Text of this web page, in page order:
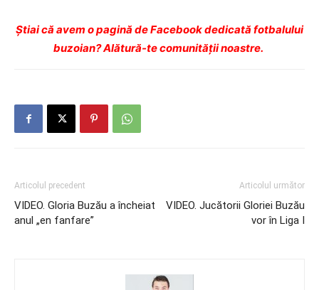
Ştiai că avem o pagină de Facebook dedicată fotbalului
buzoian? Alătură-te comunității noastre.
Articolul precedent
VIDEO. Gloria Buzău a încheiat
anul „en fanfare”
Articolul următor
VIDEO. Jucătorii Gloriei Buzău
vor în Liga I